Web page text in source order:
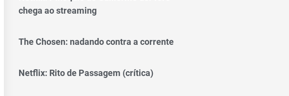
chega ao streaming
The Chosen: nadando contra a corrente
Netflix: Rito de Passagem (crítica)